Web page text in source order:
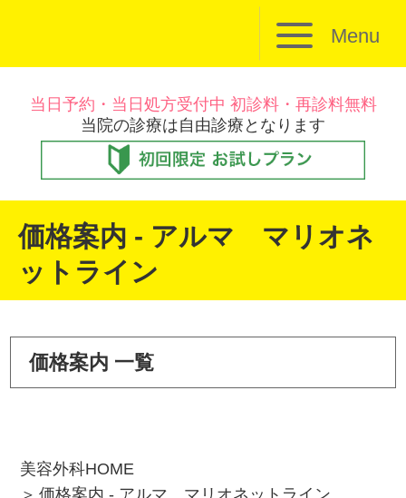
Menu
当日予約・当日処方受付中 初診料・再診料無料
当院の診療は自由診療となります
価格案内 - アルマ マリオネ
ットライン
価格案内 一覧
美容外科HOME
価格案内 - アルマ マリオネットライン